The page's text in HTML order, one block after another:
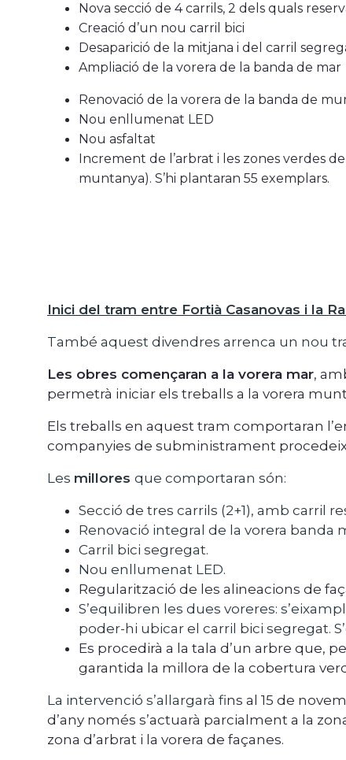
Nova secció de 4 carrils, 2 dels quals
Creació d’un nou carril bici
Desaparició de la mitjana i del carril
Ampliació de la vorera de la banda de mar
Renovació de la vorera de la banda de
Nou enllumenat LED
Nou asfaltat
Increment de l’arbrat i les zones verdes
muntanya). S’hi plantaran 55 exemplars.
Inici del tram entre Fortià Casanovas i la
També aquest divendres arrenca un nou
Les obres començaran a la vorera mar,
permetrà iniciar els treballs a la vorera
Els treballs en aquest tram comportaran
companyies de subministrament
Les millores que comportaran són:
Secció de tres carrils (2+1), amb carril
Renovació integral de la vorera banda
Carril bici segregat.
Nou enllumenat LED.
Regularització de les alineacions de
S’equilibren les dues voreres:
poder-hi ubicar el carril bici segregat.
Es procedirà a la tala d’un arbre que,
garantida la millora de la cobertura
La intervenció s’allargarà fins al 15 de
d’any només s’actuarà parcialment a la
zona d’arbrat i la vorera de façanes.